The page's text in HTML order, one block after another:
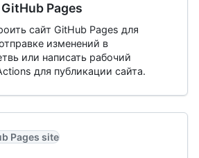
Pages
сайт GitHub Pages для
изменений в
или написать рабочий
для публикации сайта.
Pages site